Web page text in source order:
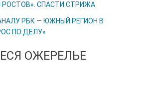
РОСТОВ». СПАСТИ СТРИЖА
РБК — ЮЖНЫЙ РЕГИОН В
ПО ДЕЛУ»
ОЖЕРЕЛЬЕ